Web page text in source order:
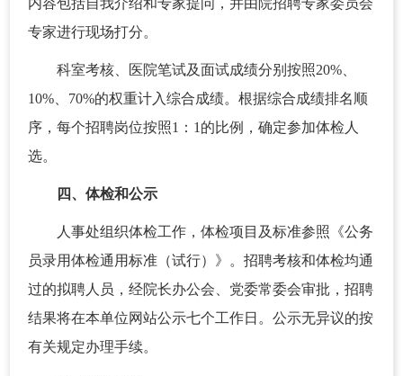
内容包括自我介绍和专家提问，并由院招聘专家委员会
专家进行现场打分。
科室考核、医院笔试及面试成绩分别按照20%、
10%、70%的权重计入综合成绩。根据综合成绩排名顺
序，每个招聘岗位按照1：1的比例，确定参加体检人
选。
四、体检和公示
人事处组织体检工作，体检项目及标准参照《公务
员录用体检通用标准（试行）》。招聘考核和体检均通
过的拟聘人员，经院长办公会、党委常委会审批，招聘
结果将在本单位网站公示七个工作日。公示无异议的按
有关规定办理手续。